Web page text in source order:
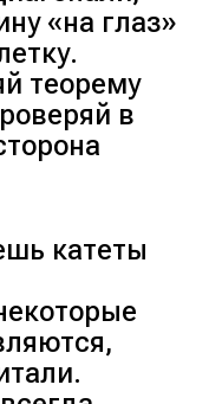
«на глаз»
теорему
в
катеты